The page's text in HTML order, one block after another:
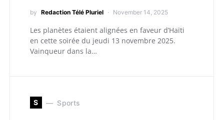
by Redaction Télé Pluriel November 14, 2025
Les planètes étaient alignées en faveur d’Haïti
en cette soirée du jeudi 13 novembre 2025.
Vainqueur dans la…
S Sports